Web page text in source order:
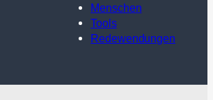
Menschen
Tools
Redewendungen